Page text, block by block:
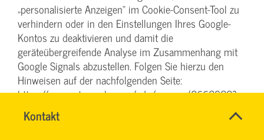
Kontakt
TEAM
Name*
„personalisierte Anzeigen“ im Cookie-Consent-Tool zu
verhindern oder in den Einstellungen Ihres Google-
Kontos zu deaktivieren und damit die
geräteübergreifende Analyse im Zusammenhang mit
Google Signals abzustellen. Folgen Sie hierzu den
Hinweisen auf der nachfolgenden Seite:
https://support.google.com/ads/answer/2662922?
hl=de
. Weitergehende Informationen zu Google Signals
finden Sie unter folgendem Link: